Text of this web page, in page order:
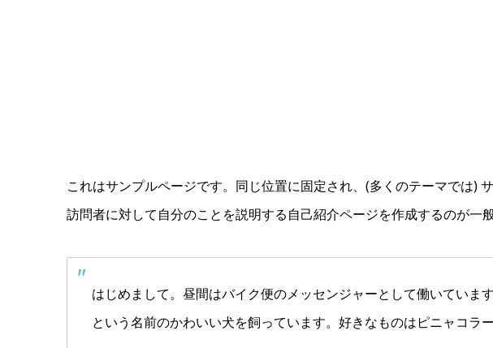
これはサンプルページです。同じ位置に固定され、(多くのテーマでは)
訪問者に対して自分のことを説明する自己紹介ページを作成するのが一
はじめまして。昼間はバイク便のメッセンジャーとして働いてい
という名前のかわいい犬を飼っています。好きなものはピニャコラ